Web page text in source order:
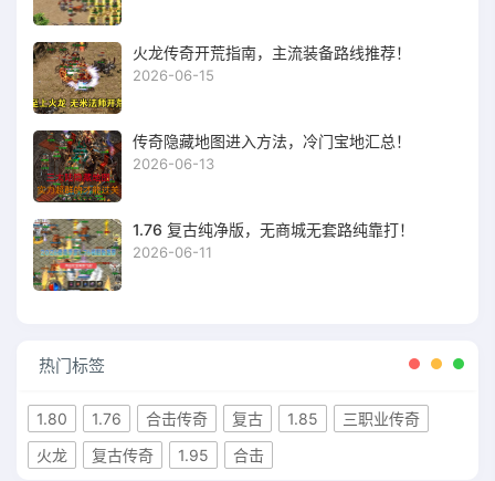
火龙传奇开荒指南，主流装备路线推荐！
2026-06-15
传奇隐藏地图进入方法，冷门宝地汇总！
2026-06-13
1.76 复古纯净版，无商城无套路纯靠打！
2026-06-11
热门标签
1.80 1.76 合击传奇 复古 1.85
三职业传奇
火龙
复古传奇 1.95 合击